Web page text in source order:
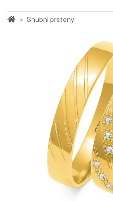
Snubní prsteny